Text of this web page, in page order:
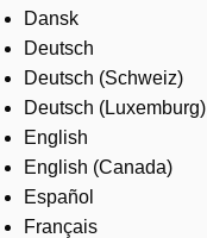
Services
About us
Where to buy
Contact us
Careers
Dansk
Deutsch
Deutsch (Schweiz)
Deutsch (Luxemburg)
English
English (Canada)
Español
Français